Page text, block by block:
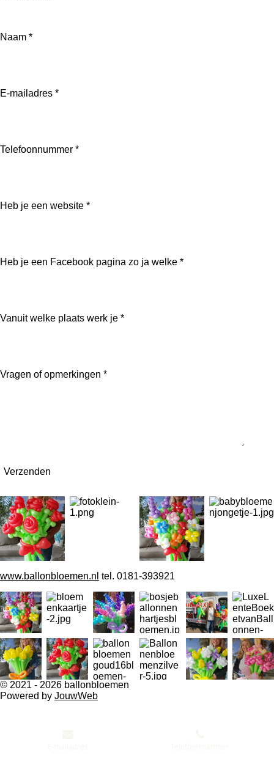
Naam *
E-mailadres *
Telefoonnummer *
Heb je een website *
Heb je een Facebook pagina zo ja welke *
Vanuit welke plaats werk je *
Vragen of opmerkingen *
Verzenden
www.ballonbloemen.nl tel. 0181-393921
© 2021 - 2026 ballonbloemen
Powered by JouwWeb